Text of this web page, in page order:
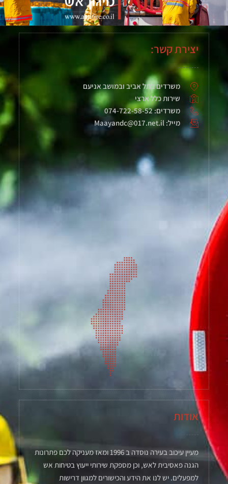
יצירת קשר:
משרדים בתל אביב ובמושב אניעם
שירות כלל ארצי
משרדים: 074-722-58-52
מייל: Maayandc@017.net.il
אודות
מעיין עיכוב בעירה נוסדה ב 1996 ומאז מעניקה לכם פתרונות
הגנה פאסיבית לאש, וכן מספקת שירותי ייעוץ בטיחות אש
למפעלים. יש לנו את הידע והכישורים למגוון דרישות